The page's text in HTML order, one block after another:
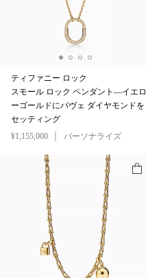
ティファニー ロック
スモール ロック ペンダント—イエロ
ーゴールドにパヴェ ダイヤモンドを
セッティング
¥1,155,000
パーソナライズ